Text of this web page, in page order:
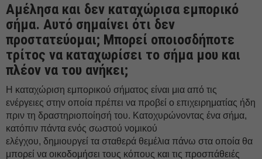
Αμέλησα και δεν καταχώρισα εμπορικό
σήμα. Αυτό σημαίνει ότι δεν
προστατεύομαι; Μπορεί οποιοσδήποτε
τρίτος να καταχωρίσει το σήμα μου και
πλέον να του ανήκει;
Η καταχώριση εμπορικού σήματος είναι μια από τις
ενέργειες στην οποία πρέπει να προβεί ο επιχειρηματίας ήδη
πριν τη δραστηριοποίησή του. Κατοχυρώνοντας ένα σήμα,
κατόπιν πάντα ενός σωστού νομικού
ελέγχου, δημιουργεί τα σταθερά θεμέλια πάνω στα οποία θα
μπορεί να οικοδομήσει τους κόπους και τις προσπάθειές